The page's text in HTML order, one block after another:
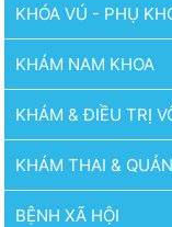
KHÓA VÚ - PHỤ
KHÁM NAM KHOA
KHÁM & ĐIỀU TRỊ
KHÁM THAI &
BỆNH XÃ HỘI